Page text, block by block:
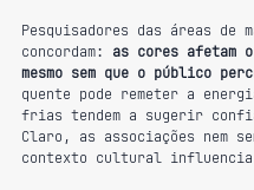
Pesquisadores das áreas de
concordam: as cores afetam o
mesmo sem que o público
quente pode remeter a
frias tendem a sugerir
Claro, as associações nem
contexto cultural